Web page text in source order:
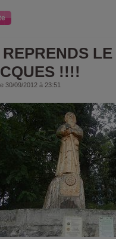
!!!!
30/09/2012 à 23:51